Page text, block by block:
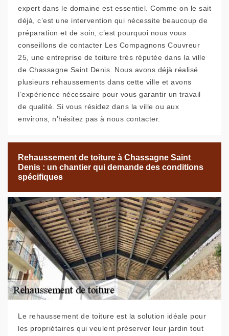
expert dans le domaine est essentiel. Comme on le sait
déjà, c’est une intervention qui nécessite beaucoup de
préparation et de soin, c’est pourquoi nous vous
conseillons de contacter Les Compagnons Couvreur
25, une entreprise de toiture très réputée dans la ville
de Chassagne Saint Denis. Nous avons déjà réalisé
plusieurs rehaussements dans cette ville et avons
l’expérience nécessaire pour vous garantir un travail
de qualité. Si vous résidez dans la ville ou aux
environs, n’hésitez pas à nous contacter.
Rehaussement de toiture à Chassagne Saint
Denis : un chantier qui demande des conditions
spécifiques
Le rehaussement de toiture est la solution idéale pour
les propriétaires qui veulent préserver leur jardin tout